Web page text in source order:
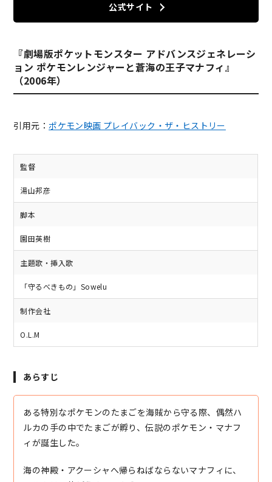
公式サイト
『劇場版ポケットモンスター アドバンスジェネレーシ
ョン ポケモンレンジャーと蒼海の王子マナフィ』
（2006年）
引用元：ポケモン映画 プレイバック・ザ・ヒストリー
監督
湯山邦彦
脚本
園田英樹
主題歌・挿入歌
「守るべきもの」Sowelu
制作会社
O.L.M
あらすじ
ある特別なポケモンのたまごを海賊から守る際、偶然ハ
ルカの手の中でたまごが孵り、伝説のポケモン・マナフ
ィが誕生した。
海の神殿・アクーシャへ帰らねばならないマナフィに、